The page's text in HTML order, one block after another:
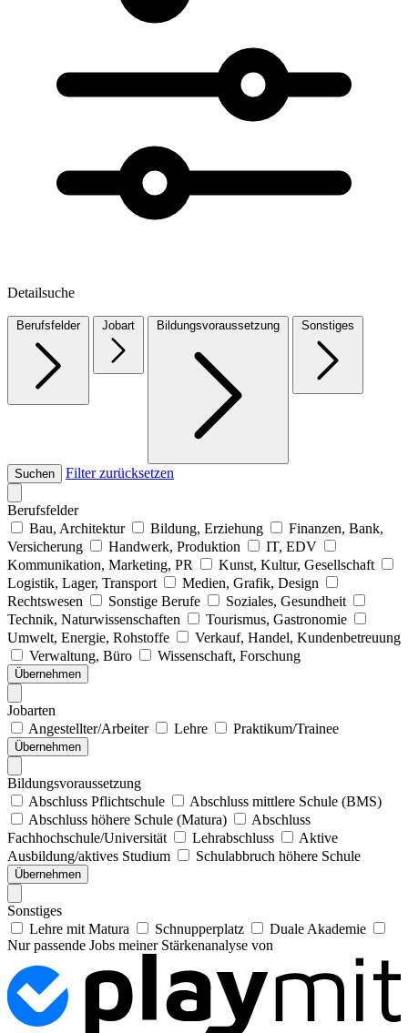
Detailsuche
Berufsfelder Jobart Bildungsvoraussetzung Sonstiges
Suchen Filter zurücksetzen
Berufsfelder
Bau, Architektur
Bildung, Erziehung
Finanzen, Bank,
Versicherung
Handwerk, Produktion
IT, EDV
Kommunikation, Marketing, PR
Kunst, Kultur, Gesellschaft
Logistik, Lager, Transport
Medien, Grafik, Design
Rechtswesen
Sonstige Berufe
Soziales, Gesundheit
Technik, Naturwissenschaften
Tourismus, Gastronomie
Umwelt, Energie, Rohstoffe
Verkauf, Handel, Kundenbetreuung
Verwaltung, Büro
Wissenschaft, Forschung
Übernehmen
Jobarten
Angestellter/Arbeiter
Lehre Praktikum/Trainee
Übernehmen
Bildungsvoraussetzung
Abschluss Pflichtschule
Abschluss mittlere Schule (BMS)
Abschluss höhere Schule (Matura)
Abschluss
Fachhochschule/Universität
Lehrabschluss
Aktive
Ausbildung/aktives Studium
Schulabbruch höhere Schule
Übernehmen
Sonstiges
Lehre mit Matura
Schnupperplatz
Duale Akademie
Nur passende Jobs meiner Stärkenanalyse von